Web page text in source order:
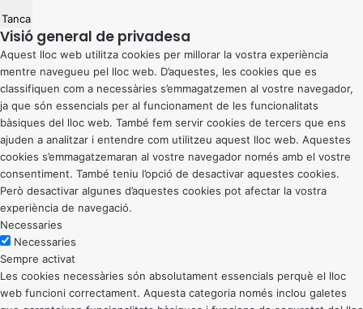
Tanca
Visió general de privadesa
Aquest lloc web utilitza cookies per millorar la vostra experiència
mentre navegueu pel lloc web. D’aquestes, les cookies que es
classifiquen com a necessàries s’emmagatzemen al vostre navegador,
ja que són essencials per al funcionament de les funcionalitats
bàsiques del lloc web. També fem servir cookies de tercers que ens
ajuden a analitzar i entendre com utilitzeu aquest lloc web. Aquestes
cookies s’emmagatzemaran al vostre navegador només amb el vostre
consentiment. També teniu l’opció de desactivar aquestes cookies.
Però desactivar algunes d’aquestes cookies pot afectar la vostra
experiència de navegació.
Necessaries
Necessaries
Sempre activat
Les cookies necessàries són absolutament essencials perquè el lloc
web funcioni correctament. Aquesta categoria només inclou galetes